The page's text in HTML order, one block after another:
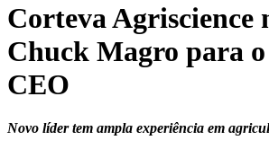
Corteva Agriscience
Chuck Magro para
CEO
Novo líder tem ampla experiência em